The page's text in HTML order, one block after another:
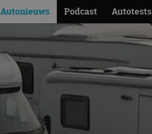
Autonieuws Podcast Autotests